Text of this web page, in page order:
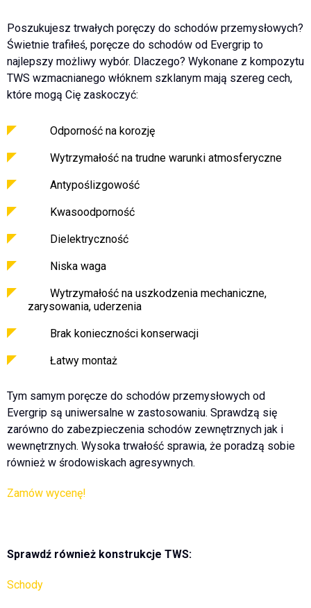
Poszukujesz trwałych poręczy do schodów przemysłowych?
Świetnie trafiłeś, poręcze do schodów od Evergrip to
najlepszy możliwy wybór. Dlaczego? Wykonane z kompozytu
TWS wzmacnianego włóknem szklanym mają szereg cech,
które mogą Cię zaskoczyć:
Odporność na korozję
Wytrzymałość na trudne warunki atmosferyczne
Antypoślizgowość
Kwasoodporność
Dielektryczność
Niska waga
Wytrzymałość na uszkodzenia mechaniczne,
zarysowania, uderzenia
Brak konieczności konserwacji
Łatwy montaż
Tym samym poręcze do schodów przemysłowych od
Evergrip są uniwersalne w zastosowaniu. Sprawdzą się
zarówno do zabezpieczenia schodów zewnętrznych jak i
wewnętrznych. Wysoka trwałość sprawia, że poradzą sobie
również w środowiskach agresywnych.
Zamów wycenę!
Sprawdź również konstrukcje TWS:
Schody